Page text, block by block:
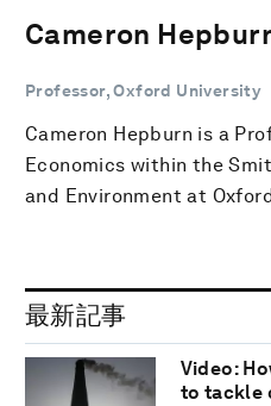
Cameron
Professor, Oxford University
Cameron Hepburn is a
Economics within the
and Environment at
最新記事
Video:
to tackle